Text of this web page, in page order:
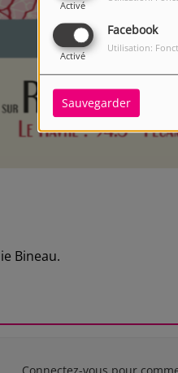
Activé
Facebook
Activé
Utilisation:
Sauvegarder
Bineau.